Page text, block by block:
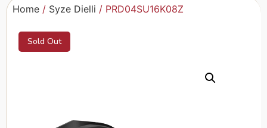
Home / Syze Dielli / PRD04SU16K08Z
Sold Out